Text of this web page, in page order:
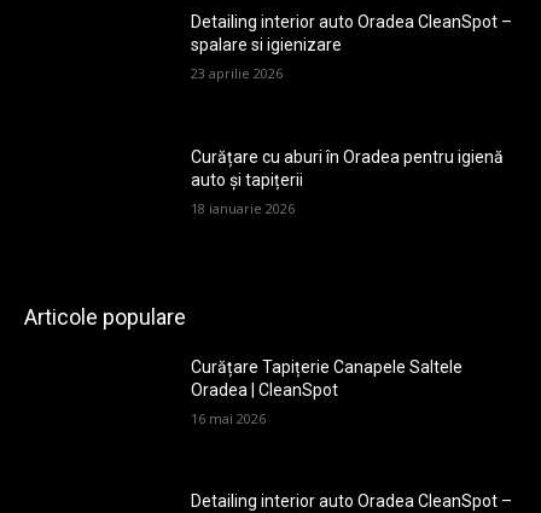
Detailing interior auto Oradea CleanSpot –
spalare si igienizare
23 aprilie 2026
Curățare cu aburi în Oradea pentru igienă
auto și tapițerii
18 ianuarie 2026
Articole populare
Curățare Tapițerie Canapele Saltele
Oradea | CleanSpot
16 mai 2026
Detailing interior auto Oradea CleanSpot –